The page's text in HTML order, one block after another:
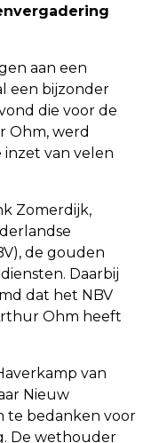
aan een
een bijzonder
die voor de
Ohm, werd
van velen
Zomerdijk,
de gouden
Daarbij
dat het NBV
Ohm heeft
van
Nieuw
te bedanken voor
De wethouder